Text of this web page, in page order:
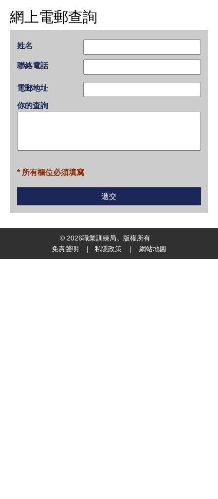
網上電郵查詢
姓名
聯絡電話
電郵地址
你的查詢
* 所有欄位必須填寫
© 2026職業訓練局。版權所有
免責聲明
| 私隱政策 | 網站地圖